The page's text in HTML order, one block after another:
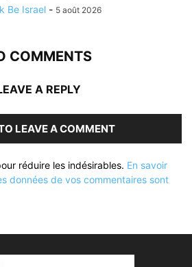
Be Israel - 5 août 2026
COMMENTS
A REPLY
LEAVE A COMMENT
réduire les indésirables. En savoir
données de vos commentaires sont